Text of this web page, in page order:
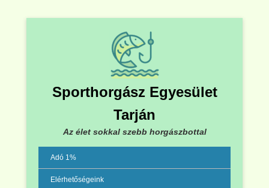
Sporthorgász Egyesület
Tarján
Az élet sokkal szebb horgászbottal
Adó 1%
Elérhetőségeink